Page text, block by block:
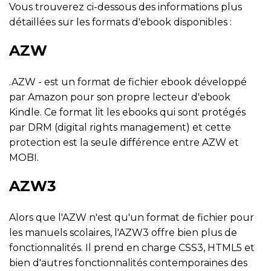
Vous trouverez ci-dessous des informations plus
détaillées sur les formats d'ebook disponibles :
AZW
.AZW - est un format de fichier ebook développé
par Amazon pour son propre lecteur d'ebook
Kindle. Ce format lit les ebooks qui sont protégés
par DRM (digital rights management) et cette
protection est la seule différence entre AZW et
MOBI.
AZW3
Alors que l'AZW n'est qu'un format de fichier pour
les manuels scolaires, l'AZW3 offre bien plus de
fonctionnalités. Il prend en charge CSS3, HTML5 et
bien d'autres fonctionnalités contemporaines des